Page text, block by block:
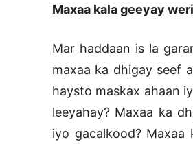
Maxaa kala geeyay
Mar haddaan is la
maxaa ka dhigay seef
haysto maskax ahaan
leeyahay? Maxaa ka
iyo gacalkood? Maxaa